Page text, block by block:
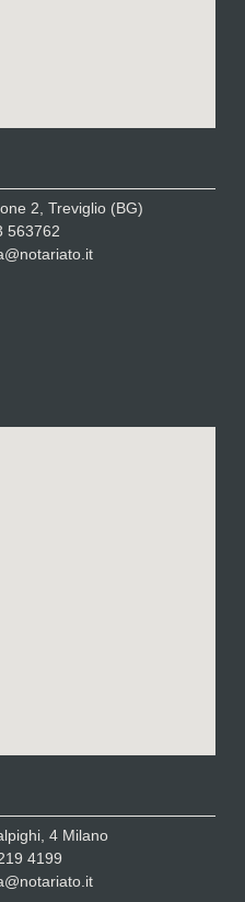
2, Treviglio (BG)
563762
4 Milano
4199